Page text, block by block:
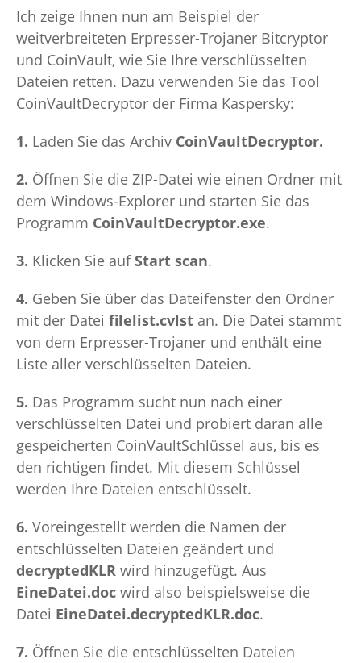
Ich zeige Ihnen nun am Beispiel der
weitverbreiteten Erpresser-Trojaner Bitcryptor
und CoinVault, wie Sie Ihre verschlüsselten
Dateien retten. Dazu verwenden Sie das Tool
CoinVaultDecryptor der Firma Kaspersky:
1. Laden Sie das Archiv CoinVaultDecryptor.
2. Öffnen Sie die ZIP-Datei wie einen Ordner mit
dem Windows-Explorer und starten Sie das
Programm CoinVaultDecryptor.exe.
3. Klicken Sie aufStart scan.
4. Geben Sie über das Dateifenster den Ordner
mit der Datei filelist.cvlst an. Die Datei stammt
von dem Erpresser-Trojaner und enthält eine
Liste aller verschlüsselten Dateien.
5. Das Programm sucht nun nach einer
verschlüsselten Datei und probiert daran alle
gespeicherten CoinVaultSchlüssel aus, bis es
den richtigen findet. Mit diesem Schlüssel
werden Ihre Dateien entschlüsselt.
6. Voreingestellt werden die Namen der
entschlüsselten Dateien geändert und
decryptedKLR wird hinzugefügt. Aus
EineDatei.doc wird also beispielsweise die
Datei EineDatei.decryptedKLR.doc.
7. Öffnen Sie die entschlüsselten Dateien